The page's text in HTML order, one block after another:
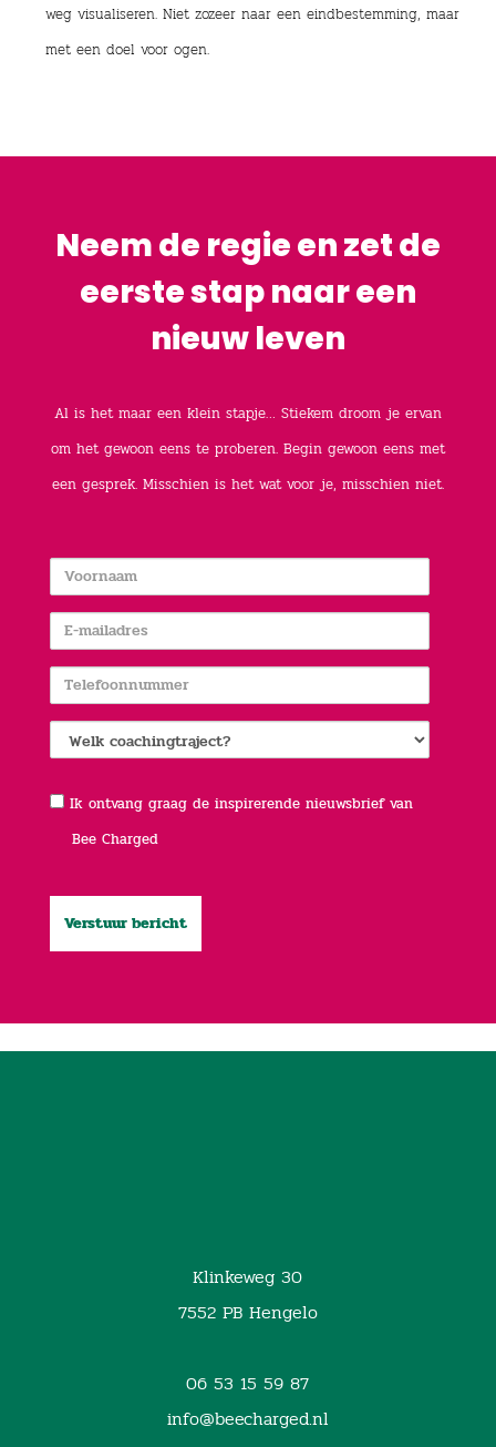
weg visualiseren. Niet zozeer naar een eindbestemming, maar
met een doel voor ogen.
Neem de regie en zet de
eerste stap naar een
nieuw leven
Al is het maar een klein stapje… Stiekem droom je ervan
om het gewoon eens te proberen. Begin gewoon eens met
een gesprek. Misschien is het wat voor je, misschien niet.
Voornaam
mailadres
Telefoonnummer
Interesse
NLP
Coaching
Nieuwsbrief
Ik ontvang graag de inspirerende nieuwsbrief van
Bee Charged
Klinkeweg 30
7552 PB Hengelo
06 53 15 59 87
info@beecharged.nl